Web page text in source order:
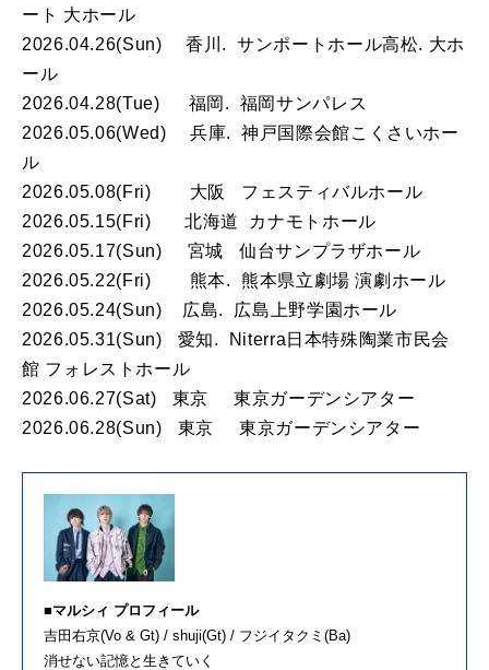
ート 大ホール
2026.04.26(Sun) 香川. サンポートホール高松. 大ホ
ール
2026.04.28(Tue) 福岡. 福岡サンパレス
2026.05.06(Wed) 兵庫. 神戸国際会館こくさいホー
ル
2026.05.08(Fri) 大阪 フェスティバルホール
2026.05.15(Fri) 北海道 カナモトホール
2026.05.17(Sun) 宮城 仙台サンプラザホール
2026.05.22(Fri) 熊本. 熊本県立劇場 演劇ホール
2026.05.24(Sun) 広島. 広島上野学園ホール
2026.05.31(Sun) 愛知. Niterra日本特殊陶業市民会
館 フォレストホール
2026.06.27(Sat) 東京 東京ガーデンシアター
2026.06.28(Sun) 東京 東京ガーデンシアター
■マルシィ プロフィール
吉田右京(Vo & Gt) / shuji(Gt) / フジイタクミ(Ba)
消せない記憶と生きていく